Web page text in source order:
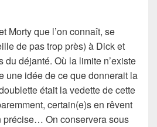
Morty que l’on connaît, se
de pas trop près) à Dick et
du déjanté. Où la limite n’existe
une idée de ce que donnerait la
était la vedette de cette
certain(e)s en rêvent
précise… On conservera sous